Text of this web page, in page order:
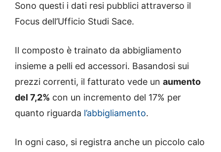
Sono questi i dati resi pubblici attraverso il
Focus dell’Ufficio Studi Sace.
Il composto è trainato da abbigliamento
insieme a pelli ed accessori. Basandosi sui
prezzi correnti, il fatturato vede un aumento
del 7,2% con un incremento del 17% per
quanto riguarda l’abbigliamento.
In ogni caso, si registra anche un piccolo calo